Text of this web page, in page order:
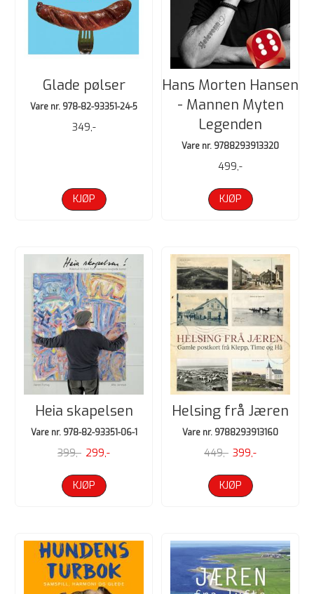
Glade pølser
Vare nr. 978-82-93351-24-5
349,-
KJØP
Hans Morten Hansen
- Mannen Myten
Legenden
Vare nr. 9788293913320
499,-
KJØP
Heia skapelsen
Vare nr. 978-82-93351-06-1
399,- 299,-
KJØP
Helsing frå Jæren
Vare nr. 9788293913160
449,- 399,-
KJØP